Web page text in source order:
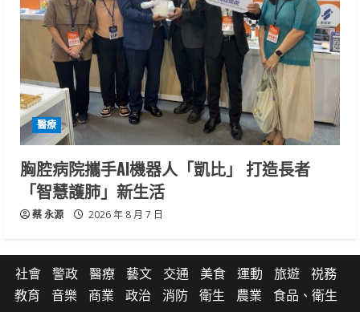
醫療
胸腔病院攜手AI機器人「凱比」 打造長者
「智慧護肺」新生活
蔡 永源 2026 年 8 月 7 日
社會 警政 醫療 藝文 交通 美食 運動 旅遊
祱務
教育
音樂 商業 政治 消防 衛生 農業 食品、衛生